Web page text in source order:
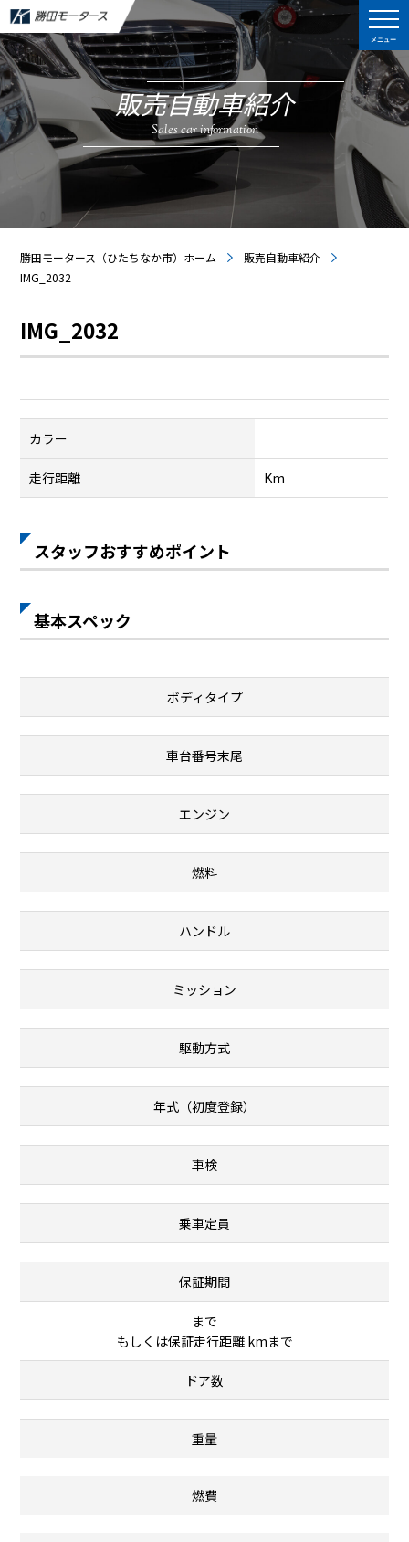
メニュー
販売自動車紹介
Sales car information
勝田モータース（ひたちなか市）ホーム
販売自動車紹介
IMG_2032
IMG_2032
カラー
走行距離 Km
スタッフおすすめポイント
基本スペック
ボディタイプ
車台番号末尾
エンジン
燃料
ハンドル
ミッション
駆動方式
年式（初度登録）
車検
乗車定員
保証期間
まで
もしくは保証走行距離 kmまで
ドア数
重量
燃費